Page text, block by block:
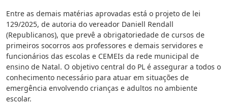
Entre as demais matérias aprovadas está o projeto de lei
129/2025, de autoria do vereador Daniell Rendall
(Republicanos), que prevê a obrigatoriedade de cursos de
primeiros socorros aos professores e demais servidores e
funcionários das escolas e CEMEIs da rede municipal de
ensino de Natal. O objetivo central do PL é assegurar a todos o
conhecimento necessário para atuar em situações de
emergência envolvendo crianças e adultos no ambiente
escolar.